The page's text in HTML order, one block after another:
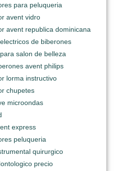
para peluqueria
avent vidro
avent republica dominicana
de biberones
salon de belleza
avent philips
lorma instructivo
chupetes
microondas
express
peluqueria
quirurgico
precio